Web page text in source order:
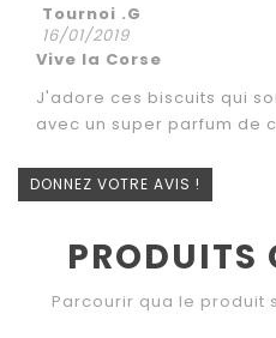
Tournoi .G
16/01/2019
Vive la Corse
J'adore ces biscuits qui
avec un super parfum de
DONNEZ VOTRE AVIS !
PRODUITS
Parcourir qua le produit